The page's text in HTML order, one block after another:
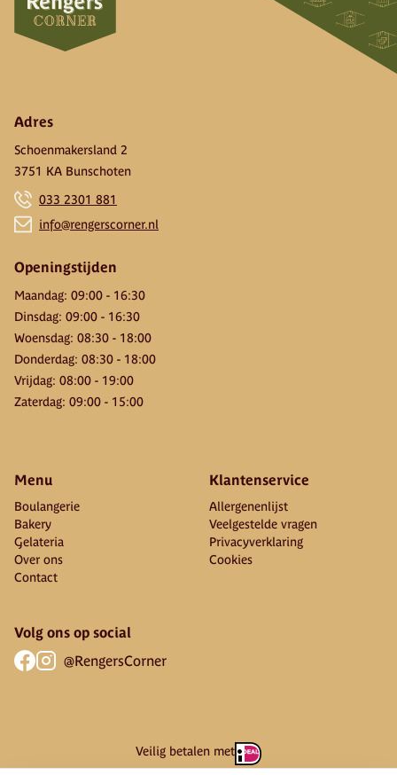
Adres
Schoenmakersland 2
3751 KA Bunschoten
033 2301 881
info@rengerscorner.nl
Openingstijden
Maandag: 09:00 - 16:30
Dinsdag: 09:00 - 16:30
Woensdag: 08:30 - 18:00
Donderdag: 08:30 - 18:00
Vrijdag: 08:00 - 19:00
Zaterdag: 09:00 - 15:00
Menu
Boulangerie
Bakery
Gelateria
Over ons
Contact
Klantenservice
Allergenenlijst
Veelgestelde vragen
Privacyverklaring
Cookies
Volg ons op social
@RengersCorner
Veilig betalen met